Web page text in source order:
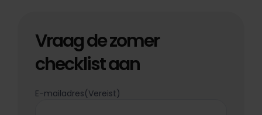
Vraag de zomer
checklist aan
E-mailadres(Vereist)